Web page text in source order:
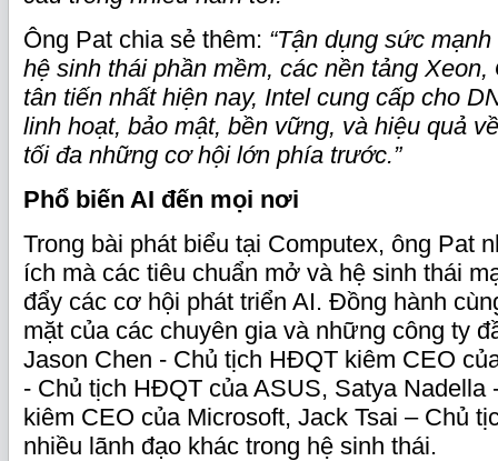
Ông Pat chia sẻ thêm: “Tận dụng sức
hệ sinh thái phần mềm, các nền tảng
tân tiến nhất hiện nay, Intel cung cấp cho
linh hoạt, bảo mật, bền vững, và hiệu quả
tối đa những cơ hội lớn phía trước.”
Phổ biến AI đến mọi nơi
Trong bài phát biểu tại Computex, ông Pat
ích mà các tiêu chuẩn mở và hệ sinh thái
đẩy các cơ hội phát triển AI. Đồng hành
mặt của các chuyên gia và những công ty
Jason Chen - Chủ tịch HĐQT kiêm CEO
- Chủ tịch HĐQT của ASUS, Satya Nadella
kiêm CEO của Microsoft, Jack Tsai – Chủ
nhiều lãnh đạo khác trong hệ sinh thái.